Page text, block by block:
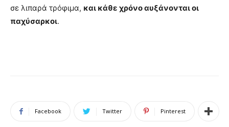
σε λιπαρά τρόφιμα, και κάθε χρόνο αυξάνονται οι
παχύσαρκοι.
Facebook Twitter Pinterest